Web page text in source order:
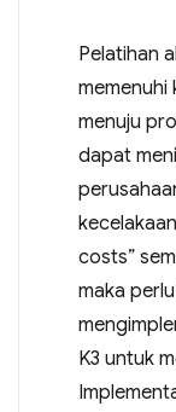
Pelatihan
memenuhi
menuju
dapat
costs”
maka
K3 untuk